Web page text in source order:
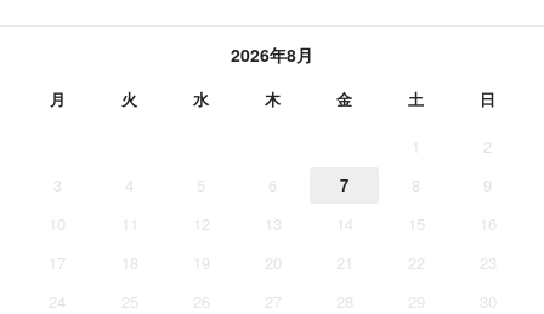
2026年8月
月 火 水 木 金 土 日
1
2
3
4 5 6 7 8
9
10
11 12 13 14 15
16
17
18 19 20 21 22
23
24
25 26 27 28 29
30